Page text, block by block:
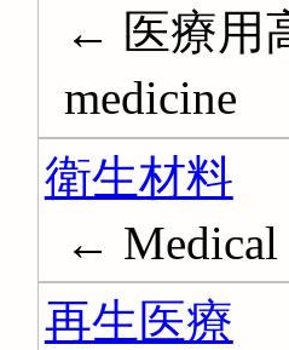
← 医療用
medicine
衛生材料
← Medical
再生医療